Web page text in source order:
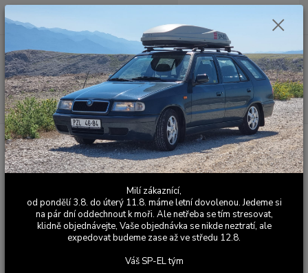
Menu
Hledat
Po - Pá 9:00 - 17:00
0,00 Kč
Úvod Sportovní / Závodní podvozky Pružiny
Sportovní pružiny
-35/-30mm - Felicia Fun / Pickup / Pick up
Sportovní pružiny -35/-30mm -
Felicia Fun / Pickup / Pick up
Milí zákaznící,
od pondělí 3.8. do úterý 11.8. máme letní dovolenou. Jedeme si
na pár dní oddechnout k moři. Ale netřeba se tím stresovat,
klidně objednávejte, Vaše objednávka se nikde neztratí, ale
expedovat budeme zase až ve středu 12.8.
Váš SP-EL tým